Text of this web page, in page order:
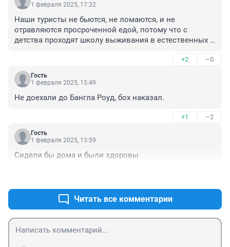
1 февраля 2025, 17:32
Наши туристы не бьются, не ломаются, и не
отравляются просроченной едой, потому что с
детства проходят школу выживания в естественных
+2 –0
Гость
1 февраля 2025, 15:49
Не доехали до Бангла Роуд, бох наказал.
+1 –2
Гость
1 февраля 2025, 13:59
Сидели бы дома и были здоровы
Читать все комментарии